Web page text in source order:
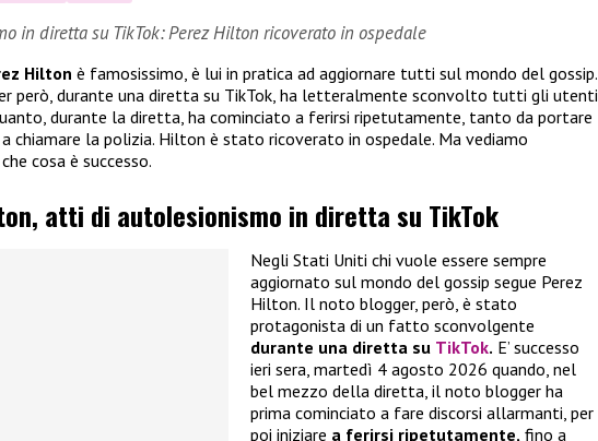
in diretta su TikTok: Perez Hilton ricoverato in ospedale
Hilton è famosissimo, è lui in pratica ad aggiornare tutti sul mondo del gossip.
però, durante una diretta su TikTok, ha letteralmente sconvolto tutti gli utenti
durante la diretta, ha cominciato a ferirsi ripetutamente, tanto da portare
chiamare la polizia. Hilton è stato ricoverato in ospedale. Ma vediamo
cosa è successo.
atti di autolesionismo in diretta su TikTok
Negli Stati Uniti chi vuole essere sempre
aggiornato sul mondo del gossip segue Perez
Hilton. Il noto blogger, però, è stato
protagonista di un fatto sconvolgente
durante una diretta su TikTok. E’ successo
ieri sera, martedì 4 agosto 2026 quando, nel
bel mezzo della diretta, il noto blogger ha
prima cominciato a fare discorsi allarmanti, per
poi iniziare a ferirsi ripetutamente, fino a